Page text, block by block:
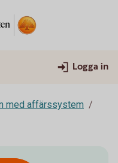
Logga in
med affärssystem